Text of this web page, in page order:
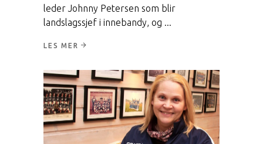
leder Johnny Petersen som blir
landslagssjef i innebandy, og
LES MER